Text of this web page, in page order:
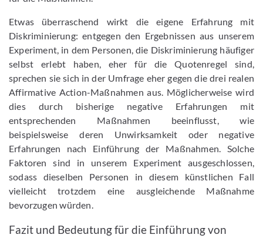
Etwas überraschend wirkt die eigene Erfahrung mit
Diskriminierung: entgegen den Ergebnissen aus unserem
Experiment, in dem Personen, die Diskriminierung häufiger
selbst erlebt haben, eher für die Quotenregel sind,
sprechen sie sich in der Umfrage eher gegen die drei realen
Affirmative Action-Maßnahmen aus. Möglicherweise wird
dies durch bisherige negative Erfahrungen mit
entsprechenden Maßnahmen beeinflusst, wie
beispielsweise deren Unwirksamkeit oder negative
Erfahrungen nach Einführung der Maßnahmen. Solche
Faktoren sind in unserem Experiment ausgeschlossen,
sodass dieselben Personen in diesem künstlichen Fall
vielleicht trotzdem eine ausgleichende Maßnahme
bevorzugen würden.
Fazit und Bedeutung für die Einführung von